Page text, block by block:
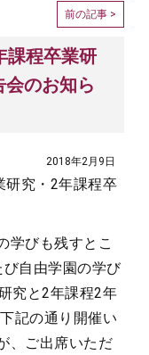
前の記事 >
課程卒業研
のお知ら
2018年2月9日
研究・2年課程卒
学びも残すとこ
自由学園の学び
究と2年課程2年
記の通り開催い
、ご出席いただ